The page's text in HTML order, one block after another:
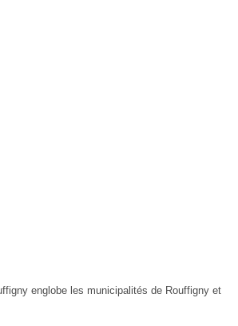
englobe les municipalités de Rouffigny et